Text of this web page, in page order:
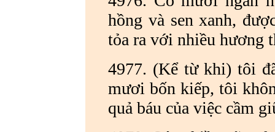
hồng và sen xanh,
tỏa ra với nhiều hương
4977. (Kể từ khi) tôi
mươi bốn kiếp, tôi
quả báu của việc cầm